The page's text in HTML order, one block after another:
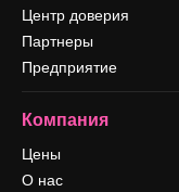
Центр доверия
Партнеры
Предприятие
Компания
Цены
О нас